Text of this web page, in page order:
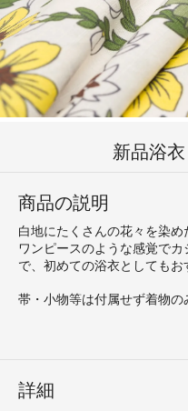
新品浴
商品の説明
白地にたくさんの花々を染め
ワンピースのような感覚で
で、初めての浴衣としてもお
帯・小物等は付属せず着物の
詳細